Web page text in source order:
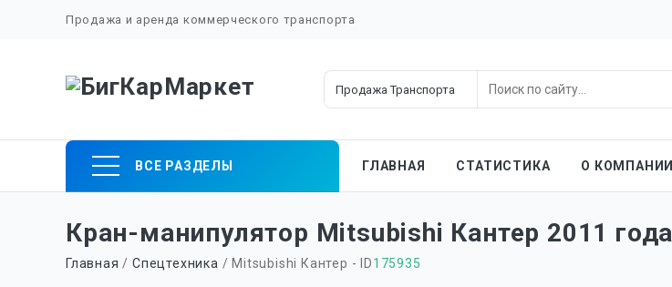
Продажа и аренда коммерческого транспорта
ВСЕ РАЗДЕЛЫ
content
ГЛАВНАЯ СТАТИСТИКА О КОМПАНИИ
Кран-манипулятор Mitsubishi Кантер 2011 года
Главная /Спецтехника / Mitsubishi Кантер - ID175935